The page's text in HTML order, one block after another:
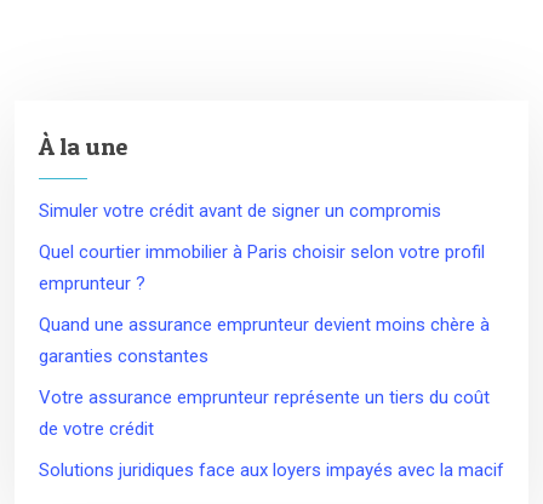
À la une
Simuler votre crédit avant de signer un compromis
Quel courtier immobilier à Paris choisir selon votre profil
emprunteur ?
Quand une assurance emprunteur devient moins chère à
garanties constantes
Votre assurance emprunteur représente un tiers du coût
de votre crédit
Solutions juridiques face aux loyers impayés avec la macif